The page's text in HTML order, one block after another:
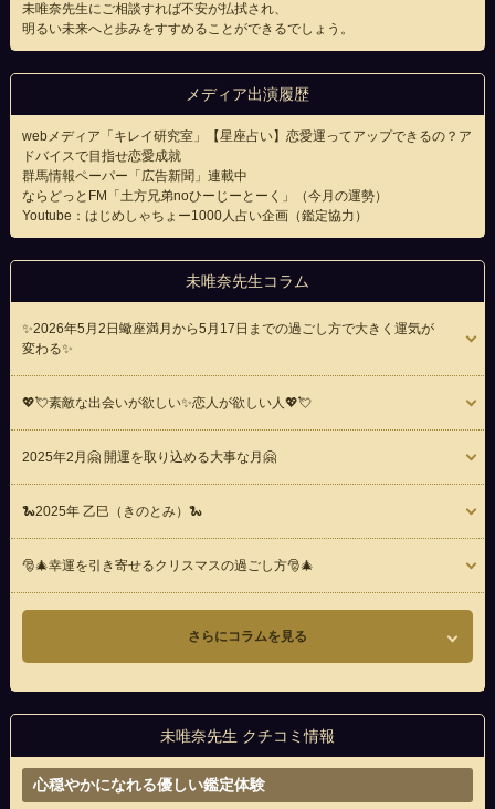
未唯奈先生にご相談すれば不安が払拭され、
明るい未来へと歩みをすすめることができるでしょう。
メディア出演履歴
webメディア「キレイ研究室」【星座占い】恋愛運ってアップできるの？ア
ドバイスで目指せ恋愛成就
群馬情報ペーパー「広告新聞」連載中
ならどっとFM「土方兄弟noひーじーとーく」（今月の運勢）
Youtube：はじめしゃちょー1000人占い企画（鑑定協力）
未唯奈先生コラム
✨2026年5月2日蠍座満月から5月17日までの過ごし方で大きく運気が
変わる✨
💖💘素敵な出会いが欲しい✨恋人が欲しい人💖💘
2025年2月🤗 開運を取り込める大事な月🤗
🐍2025年 乙巳（きのとみ）🐍
🎅🎄幸運を引き寄せるクリスマスの過ごし方🎅🎄
さらにコラムを見る
未唯奈先生 クチコミ情報
心穏やかになれる優しい鑑定体験